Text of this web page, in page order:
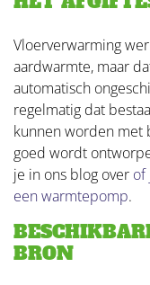
Vloerverwarming
aardwarmte, maar
automatisch
regelmatig dat
kunnen worden met
goed wordt
je in ons blog over of
een warmtepomp.
BRON